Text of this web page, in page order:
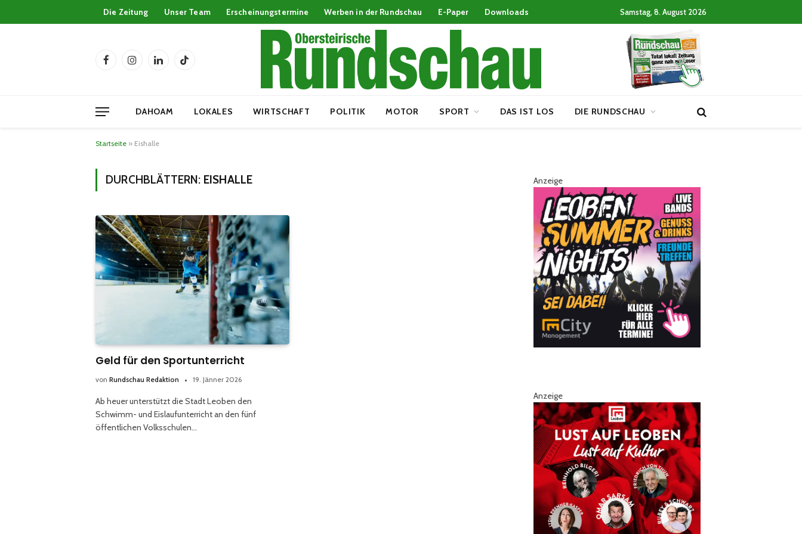
Die Zeitung Unser Team Erscheinungstermine Werben in der Rundschau E-Paper Downloads Samstag, 8. August 2026
FacebookInstagramLinkedInTikTok
DAHOAM LOKALES WIRTSCHAFT POLITIK MOTOR SPORT DAS IST LOS DIE RUNDSCHAU
Startseite » Eishalle
DURCHBLÄTTERN: EISHALLE
Geld für den Sportunterricht
von Rundschau Redaktion 19. Jänner 2026
Ab heuer unterstützt die Stadt Leoben den
Schwimm- und Eislaufunterricht an den fünf
öffentlichen Volksschulen…
Anzeige
Anzeige